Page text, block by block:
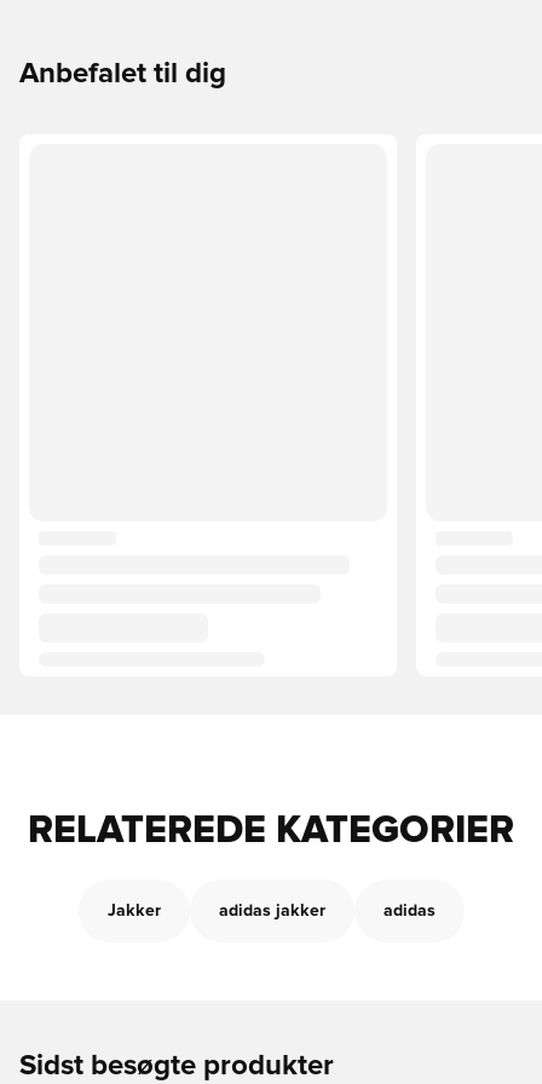
Anbefalet til dig
RELATEREDE KATEGORIER
Jakker adidas jakker adidas
Sidst besøgte produkter